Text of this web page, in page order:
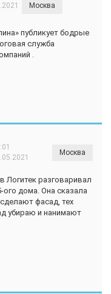
Москва
публикует бодрые
служба
.
Москва
Логитек разговаривал
дома. Она сказала
фасад, тех
убираю и нанимают